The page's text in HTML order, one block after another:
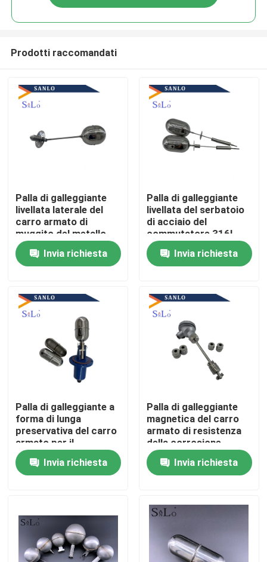
Casa
Prodotti
Circa noi
Giro della fabbrica
Controllo di qualità
Contattici
Richieda una citazione
Palla di galleggiante magnetica
Palla di galleggiante d'acciaio
Prodotti raccomandati
Palla di galleggiante
livellata laterale del
carro armato di
muggito del metallo
del commutatore
SS304Invia richiesta
Palla di galleggiante
livellata del serbatoio
di acciaio del
commutatore 316L
del filo con Palo
Invia richiesta
Palla di galleggiante a
forma di lunga
preservativa del carro
armato per il
commutatore livellato
lateraleInvia richiesta
Palla di galleggiante
magnetica del carro
armato di resistenza
della corrosione
SS316
Invia richiesta